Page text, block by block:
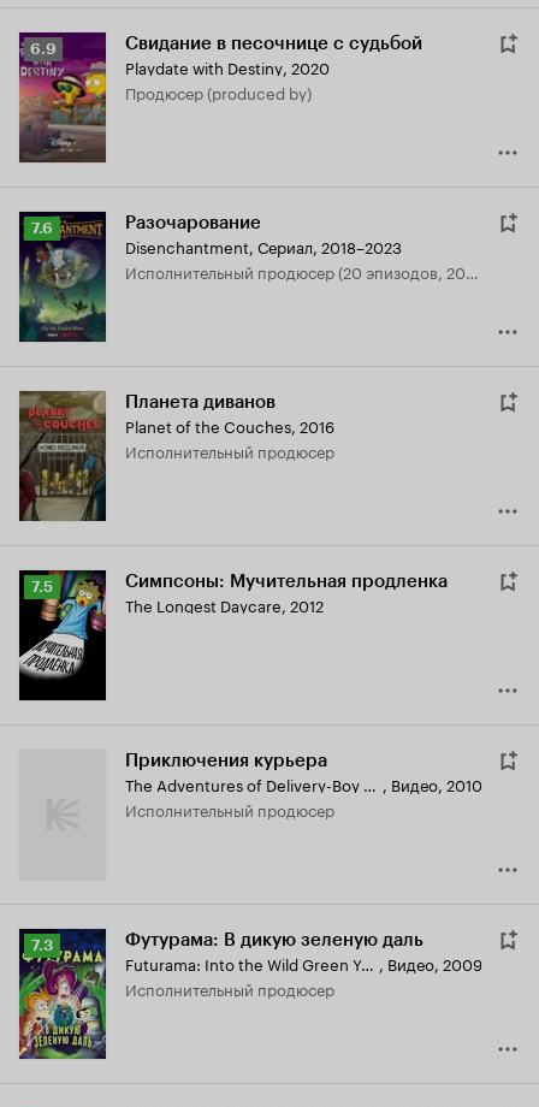
Рейтинг
Кинопоиска
6.9
6.9 Свидание в песочнице с судьбой
Playdate with Destiny, 2020
продюсер (produced by)
Рейтинг
Кинопоиска
7.6
7.6 Разочарование
Disenchantment, Сериал, 2018–2023
исполнительный продюсер (20 эпизодов, 2018-2019)
Планета диванов
Planet of the Couches, 2016
исполнительный продюсер
Рейтинг
Кинопоиска
7.5
7.5 Симпсоны: Мучительная продленка
The Longest Daycare, 2012
Приключения курьера
The Adventures of Delivery-Boy Man , Видео, 2010
исполнительный продюсер
Рейтинг
Кинопоиска
7.3
7.3 Футурама: В дикую зеленую даль
Futurama: Into the Wild Green Yonder , Видео, 2009
исполнительный продюсер